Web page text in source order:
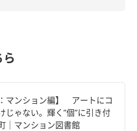
：マンション編】 アートにコ
じゃない。輝く”個”に引き付
｜マンション図書館